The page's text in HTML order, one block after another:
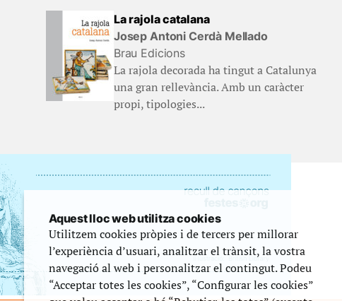
La rajola catalana
Josep Antoni Cerdà Mellado
Brau Edicions
La rajola decorada ha tingut a Catalunya
una gran rellevància. Amb un caràcter
propi, tipologies...
Aquest lloc web utilitza cookies
Utilitzem cookies pròpies i de tercers per millorar
l’experiència d’usuari, analitzar el trànsit, la vostra
navegació al web i personalitzar el contingut. Podeu
“Acceptar totes les cookies”, “Configurar les cookies”